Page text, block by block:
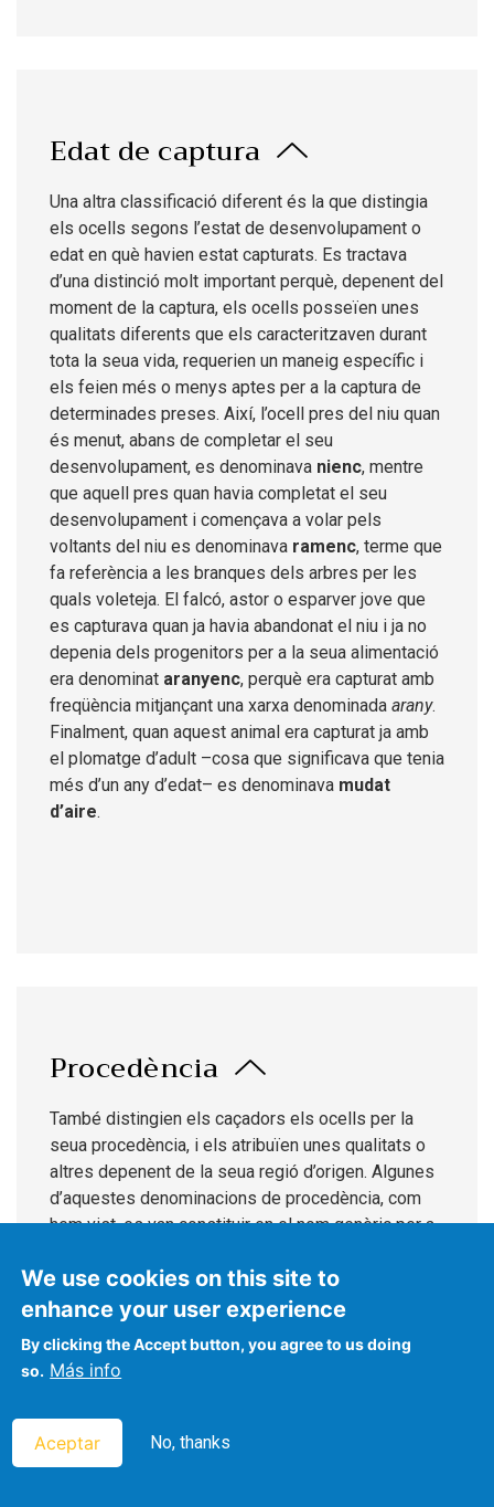
Edat de captura
Una altra classificació diferent és la que distingia
els ocells segons l’estat de desenvolupament o
edat en què havien estat capturats. Es tractava
d’una distinció molt important perquè, depenent del
moment de la captura, els ocells posseïen unes
qualitats diferents que els caracteritzaven durant
tota la seua vida, requerien un maneig específic i
els feien més o menys aptes per a la captura de
determinades preses. Així, l’ocell pres del niu quan
és menut, abans de completar el seu
desenvolupament, es denominava nienc, mentre
que aquell pres quan havia completat el seu
desenvolupament i començava a volar pels
voltants del niu es denominava ramenc, terme que
fa referència a les branques dels arbres per les
quals voleteja. El falcó, astor o esparver jove que
es capturava quan ja havia abandonat el niu i ja no
depenia dels progenitors per a la seua alimentació
era denominat aranyenc, perquè era capturat amb
freqüència mitjançant una xarxa denominada arany.
Finalment, quan aquest animal era capturat ja amb
el plomatge d’adult –cosa que significava que tenia
més d’un any d’edat– es denominava mudat
d’aire.
Procedència
També distingien els caçadors els ocells per la
seua procedència, i els atribuïen unes qualitats o
altres depenent de la seua regió d’origen. Algunes
d’aquestes denominacions de procedència, com
hem vist, es van constituir en el nom genèric per a
barbaresc, deixant d’assenyalar realment la
procedència concreta de cada exemplar d’aquesta
van conservar el significat de precisar l’origen
concret dels exemplars i recollir les
Així, podem destacar els
de l’illa de Sardenya, que eren
We use cookies on this site to
enhance your user experience
By clicking the Accept button, you agree to us doing
so. Más info
Aceptar No, thanks